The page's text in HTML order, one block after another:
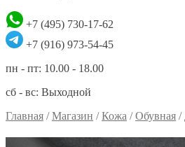
+7 (495) 730-17-62
+7 (916) 973-54-45
пн - пт: 10.00 - 18.00
сб - вс: Выходной
Главная /Магазин /Кожа /Обувная /